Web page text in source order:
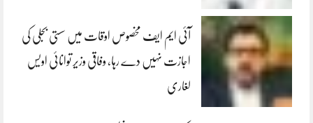
آئی ایم ایف مخصوص اوقات میں سستی بجلی کی
اجازت نہیں دے رہا، وفاقی وزیر توانائی اویس
لغاری